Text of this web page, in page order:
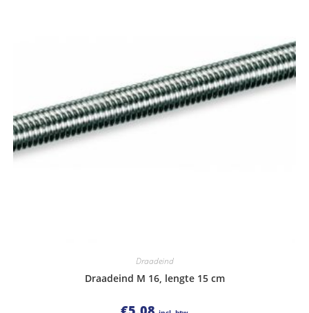
Draadeind
Draadeind M 16, lengte 15 cm